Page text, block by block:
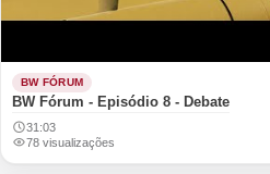
BW FÓRUM
BW Fórum - Episódio 8 - Debate
31:03
78 visualizações